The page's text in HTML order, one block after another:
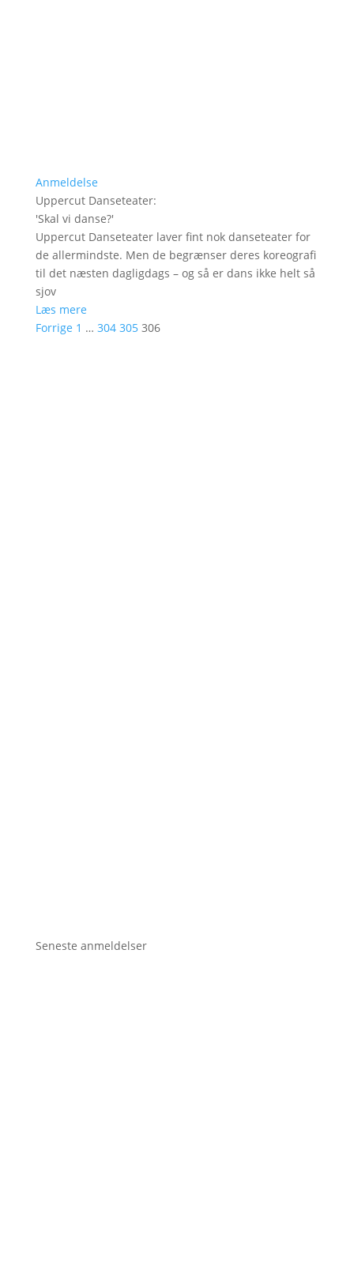
Anmeldelse
Uppercut Danseteater:
'Skal vi danse?'
Uppercut Danseteater laver fint nok danseteater for
de allermindste. Men de begrænser deres koreografi
til det næsten dagligdags – og så er dans ikke helt så
sjov
Læs mere
Forrige 1 … 304 305 306
Seneste anmeldelser